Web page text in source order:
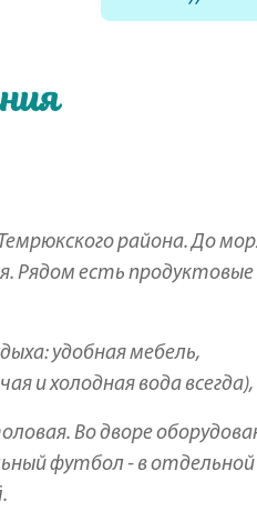
района. До
Рядом есть продуктовые
удобная мебель,
и холодная вода всегда),
Во дворе
футбол - в отдельной